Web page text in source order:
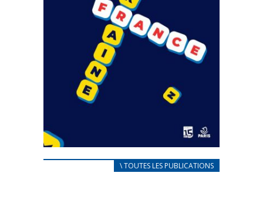
CARNET D’ACCUEIL\ TOUTES LES PUBLICATIONS